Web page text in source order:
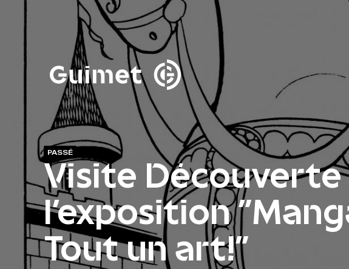
Fermer la modale de recherche
PASSÉ
Visite Découverte
l'exposition
Tout un art!"
Panneau de gestion des cookies